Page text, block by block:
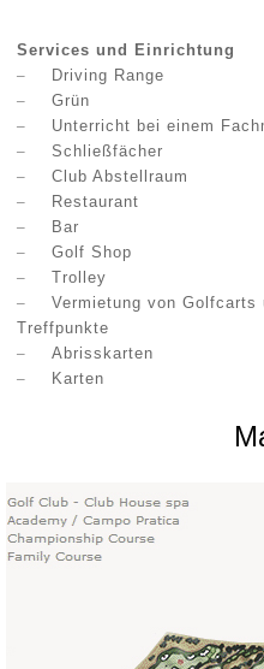
Services und Einrichtung
–
Driving Range
–
Grün
–
Unterricht bei einem
–
Schließfächer
–
Club Abstellraum
–
Restaurant
–
Bar
–
Golf Shop
–
Trolley
–
Vermietung von Golfcarts
Treffpunkte
–
Abrisskarten
–
Karten